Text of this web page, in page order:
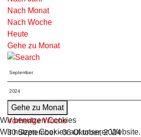
Nach Monat
Nach Woche
Heute
Gehe zu Monat
Gehe zu Monat
Vorherige Woche
30 September - 06 Oktober, 2024
Wir benutzen Cookies
Wir nutzen Cookies auf unserer